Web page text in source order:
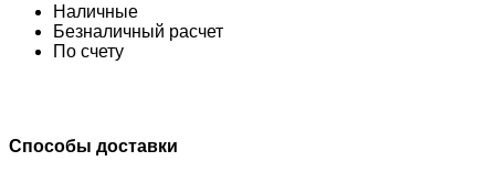
Наличные
Безналичный расчет
По счету
Способы доставки